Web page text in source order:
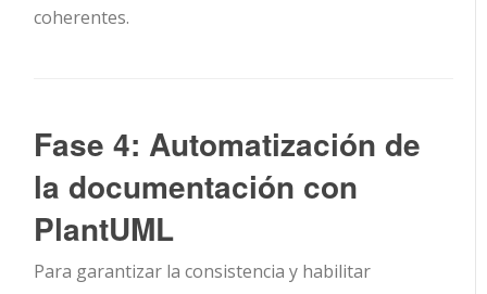
coherentes.
Fase 4: Automatización de
la documentación con
PlantUML
Para garantizar la consistencia y habilitar